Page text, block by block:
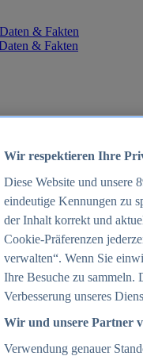
& Fakten
& Fakten
2025
2025
2025
in Deutschland 2025
Wir respektieren Ihre
Diese Website und unsere
eindeutige Kennungen zu
der Inhalt korrekt und
Cookie-Präferenzen
verwalten“. Wenn Sie
Ihre Besuche zu sammeln.
Verbesserung unseres
Wir und unsere Partner
Verwendung genauer